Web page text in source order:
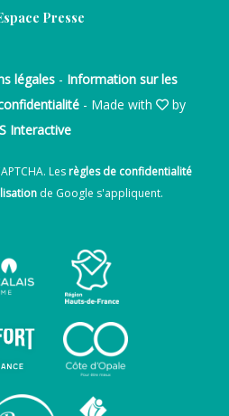
Presse
légales - Information sur les
- Made with
by
Interactive
Lesrègles de confidentialité
de Google s'appliquent.